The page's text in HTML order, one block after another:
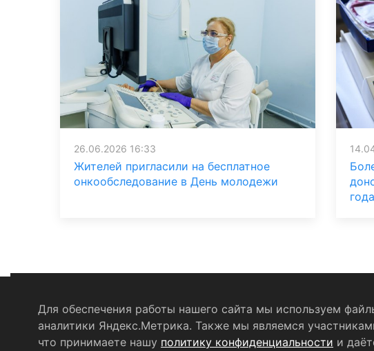
26.06.2026 16:33
Жителей пригласили на бесплатное
онкообследование в День молодежи
года
Политика конфиденциальности Согласие на обработку
Для обеспечения работы нашего сайта мы используем
аналитики Яндекс.Метрика. Также мы являемся
что принимаете нашу политику конфиденциальности и